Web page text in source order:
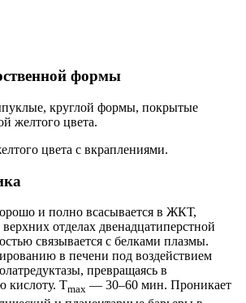
формы
круглой формы, покрытые
желтого цвета.
цвета с вкраплениями.
и полно всасывается в ЖКТ,
отделах двенадцатиперстной
связывается с белками плазмы.
в печени под воздействием
превращаясь в
кислоту. Tmax — 30–60 мин. Проникает